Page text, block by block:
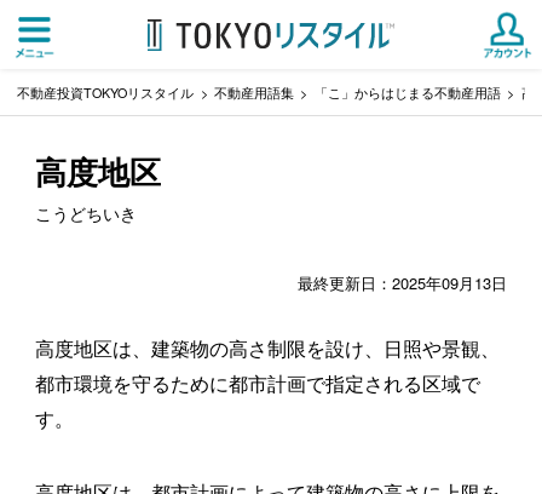
不動産投資TOKYOリスタイル 不動産用語集 「こ」からはじまる不動産用語 高
高度地区
こうどちいき
最終更新日：2025年09月13日
高度地区は、建築物の高さ制限を設け、日照や景観、
都市環境を守るために都市計画で指定される区域で
す。